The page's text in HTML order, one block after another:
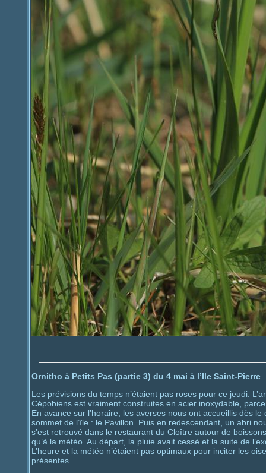
Ornitho à Petits Pas (partie 3) du 4 mai à l’Ile Saint-Pierre
Les prévisions du temps n’étaient pas roses pour ce jeudi.
Cépobiens est vraiment construites en acier inoxydable,
En avance sur l’horaire, les averses nous ont accueillis dès
sommet de l’île : le Pavillon. Puis en redescendant, un abri
s’est retrouvé dans le restaurant du Cloître autour de
qu’à la météo. Au départ, la pluie avait cessé et la suite de
L’heure et la météo n’étaient pas optimaux pour inciter les
présentes.